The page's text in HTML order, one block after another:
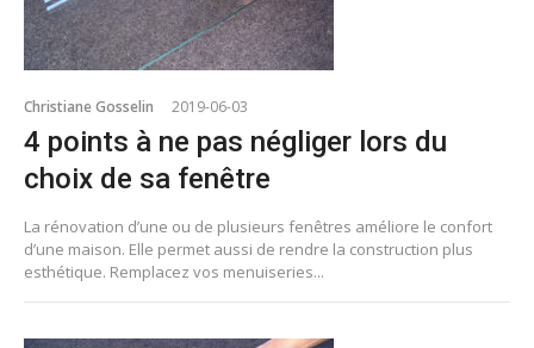
Christiane Gosselin 2019-06-03
4 points à ne pas négliger lors du
choix de sa fenêtre
La rénovation d’une ou de plusieurs fenêtres améliore le confort
d’une maison. Elle permet aussi de rendre la construction plus
esthétique. Remplacez vos menuiseries...